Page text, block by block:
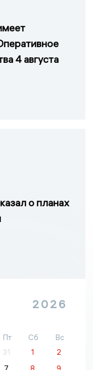
4 августа
о планах
2026
Пт Сб
Вс
31 1
2